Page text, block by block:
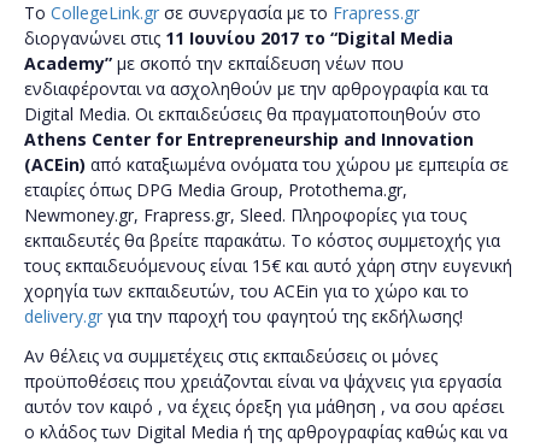
Το CollegeLink.gr σε συνεργασία με το Frapress.gr
διοργανώνει στις 11 Ιουνίου 2017 το “Digital Media
Academy” με σκοπό την εκπαίδευση νέων που
ενδιαφέρονται να ασχοληθούν με την αρθρογραφία και τα
Digital Media. Οι εκπαιδεύσεις θα πραγματοποιηθούν στο
Athens Center for Entrepreneurship and Innovation
(ACEin) από καταξιωμένα ονόματα του χώρου με εμπειρία σε
εταιρίες όπως DPG Media Group, Protothema.gr,
Newmoney.gr, Frapress.gr, Sleed. Πληροφορίες για τους
εκπαιδευτές θα βρείτε παρακάτω. Το κόστος συμμετοχής για
τους εκπαιδευόμενους είναι 15€ και αυτό χάρη στην ευγενική
χορηγία των εκπαιδευτών, του ACEin για το χώρο και το
delivery.gr για την παροχή του φαγητού της εκδήλωσης!
Αν θέλεις να συμμετέχεις στις εκπαιδεύσεις οι μόνες
προϋποθέσεις που χρειάζονται είναι να ψάχνεις για εργασία
αυτόν τον καιρό , να έχεις όρεξη για μάθηση , να σου αρέσει
ο κλάδος των Digital Media ή της αρθρογραφίας καθώς και να